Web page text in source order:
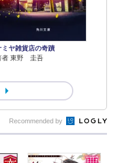
ミヤ雑貨店の奇蹟
者 東野 圭吾
Recommended by